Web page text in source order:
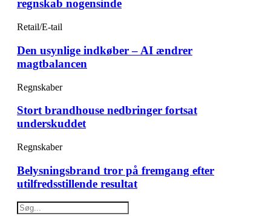
regnskab nogensinde
Retail/E-tail
Den usynlige indkøber – AI ændrer
magtbalancen
Regnskaber
Stort brandhouse nedbringer fortsat
underskuddet
Regnskaber
Belysningsbrand tror på fremgang efter
utilfredsstillende resultat